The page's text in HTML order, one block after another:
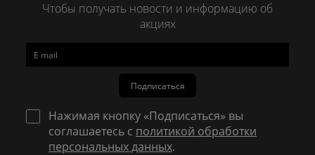
Чтобы получать новости и информацию об
акциях
Подписаться
Нажимая кнопку «Подписаться» вы
соглашаетесь с политикой обработки
персональных данных.